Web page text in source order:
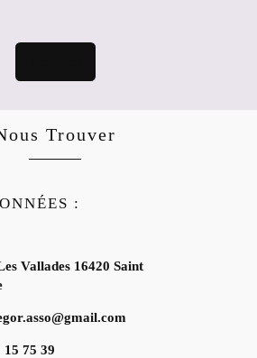
Trouver
:
Vallades 16420 Saint
75 39